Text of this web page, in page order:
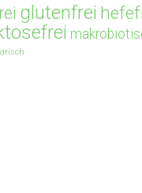
glutenfrei